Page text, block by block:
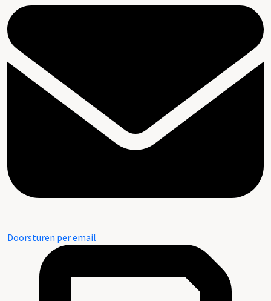
Doorsturen per email